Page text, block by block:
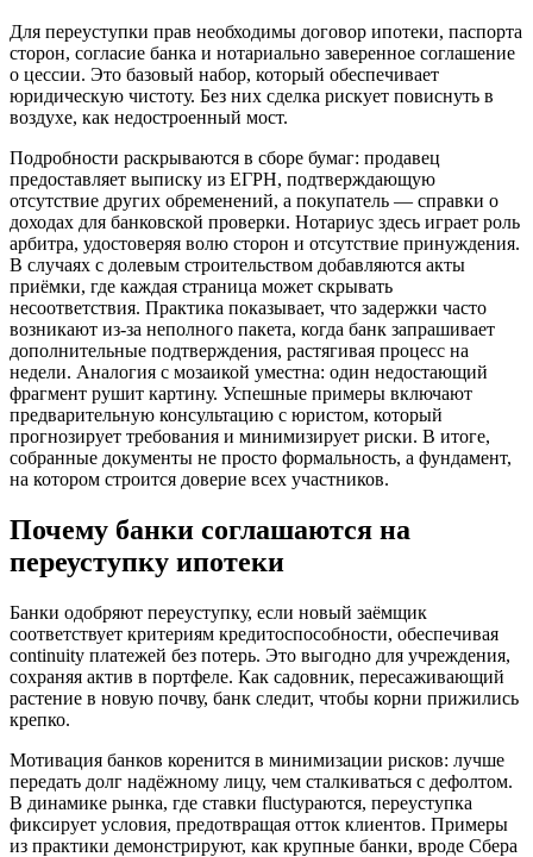
Для переуступки прав необходимы договор ипотеки, паспорта
сторон, согласие банка и нотариально заверенное соглашение
о цессии. Это базовый набор, который обеспечивает
юридическую чистоту. Без них сделка рискует повиснуть в
воздухе, как недостроенный мост.
Подробности раскрываются в сборе бумаг: продавец
предоставляет выписку из ЕГРН, подтверждающую
отсутствие других обременений, а покупатель — справки о
доходах для банковской проверки. Нотариус здесь играет роль
арбитра, удостоверяя волю сторон и отсутствие принуждения.
В случаях с долевым строительством добавляются акты
приёмки, где каждая страница может скрывать
несоответствия. Практика показывает, что задержки часто
возникают из-за неполного пакета, когда банк запрашивает
дополнительные подтверждения, растягивая процесс на
недели. Аналогия с мозаикой уместна: один недостающий
фрагмент рушит картину. Успешные примеры включают
предварительную консультацию с юристом, который
прогнозирует требования и минимизирует риски. В итоге,
собранные документы не просто формальность, а фундамент,
на котором строится доверие всех участников.
Почему банки соглашаются на
переуступку ипотеки
Банки одобряют переуступку, если новый заёмщик
соответствует критериям кредитоспособности, обеспечивая
continuity платежей без потерь. Это выгодно для учреждения,
сохраняя актив в портфеле. Как садовник, пересаживающий
растение в новую почву, банк следит, чтобы корни прижились
крепко.
Мотивация банков коренится в минимизации рисков: лучше
передать долг надёжному лицу, чем сталкиваться с дефолтом.
В динамике рынка, где ставки fluctураются, переуступка
фиксирует условия, предотвращая отток клиентов. Примеры
из практики демонстрируют, как крупные банки, вроде Сбера